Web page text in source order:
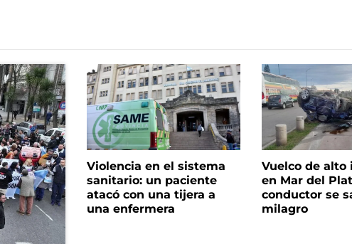
Violencia en el sistema
sanitario: un paciente
atacó con una tijera a
una enfermera
Vuelco de alto
en Mar del
conductor se
milagro